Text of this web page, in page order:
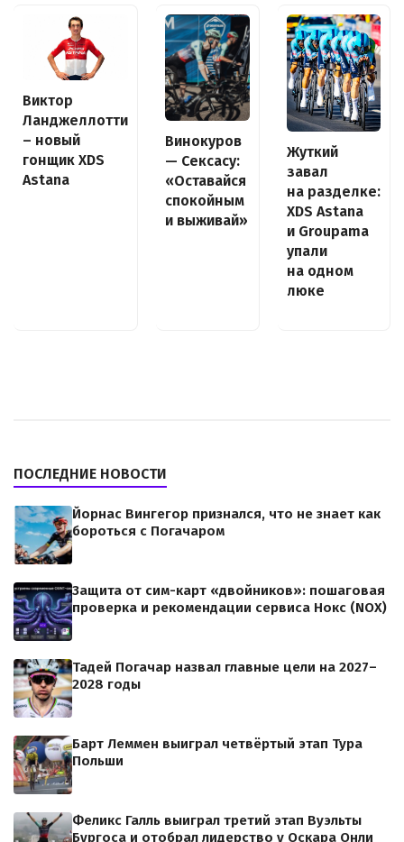
Виктор
Ланджеллотти
– новый
гонщик XDS
Astana
Винокуров
— Сексасу:
«Оставайся
спокойным
и выживай»
Жуткий
завал
на разделке:
XDS Astana
и Groupama
упали
на одном
люке
ПОСЛЕДНИЕ НОВОСТИ
Йорнас Вингегор признался, что не знает как
бороться с Погачаром
Защита от сим-карт «двойников»: пошаговая
проверка и рекомендации сервиса Нокс (NOX)
Тадей Погачар назвал главные цели на 2027–
2028 годы
Барт Леммен выиграл четвёртый этап Тура
Польши
Феликс Галль выиграл третий этап Вуэльты
Бургоса и отобрал лидерство у Оскара Онли